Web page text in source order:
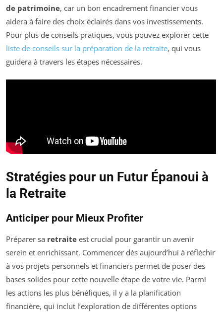
de patrimoine, car un bon encadrement financier vous
aidera à faire des choix éclairés dans vos investissements.
Pour plus de conseils pratiques, vous pouvez explorer cette
liste de conseils sur la préparation de la retraite, qui vous
guidera à travers les étapes nécessaires.
Stratégies pour un Futur Épanoui à
la Retraite
Anticiper pour Mieux Profiter
Préparer sa retraite est crucial pour garantir un avenir
serein et enrichissant. Commencer dès aujourd’hui à réfléchir
à vos projets personnels et financiers permet de poser des
bases solides pour cette nouvelle étape de votre vie. Parmi
les actions les plus bénéfiques, il y a la planification
financière, qui inclut l’exploration de différentes options